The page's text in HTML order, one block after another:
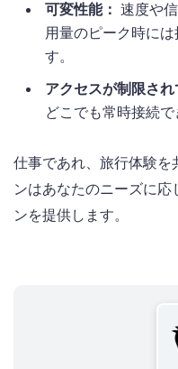
可変性能： 速度や
用量のピーク時に
す。
アクセスが制限され
どこでも常時接続で
仕事であれ、旅行体験を
ンはあなたのニーズに応
ンを提供します。